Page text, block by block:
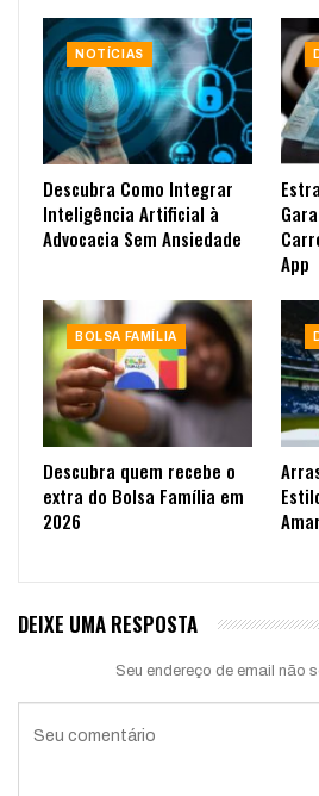
NOTÍCIAS
Descubra Como Integrar
Inteligência Artificial à
Advocacia Sem Ansiedade
App
BOLSA FAMÍLIA
Descubra quem recebe o
extra do Bolsa Família em
2026
DEIXE UMA RESPOSTA
Seu endereço de email não